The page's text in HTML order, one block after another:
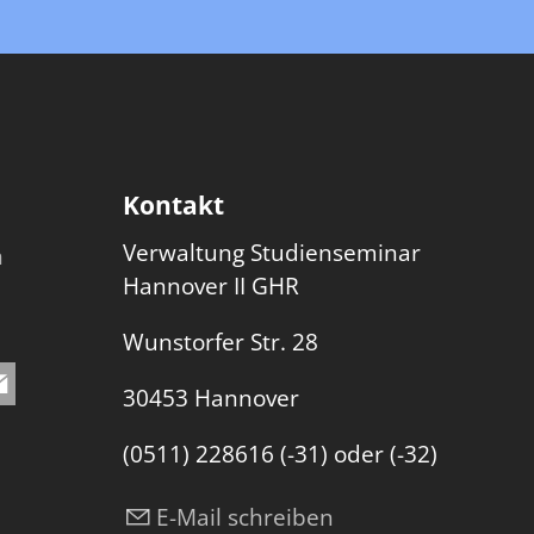
Kontakt
Verwaltung Studienseminar
Hannover II GHR
Wunstorfer Str. 28
30453 Hannover
(0511) 228616 (-31) oder (-32)
E-Mail schreiben